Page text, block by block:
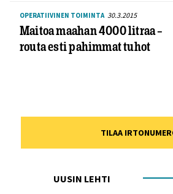
OPERATIIVINEN TOIMINTA 30.3.2015
Maitoa maahan 4000 litraa –
routa esti pahimmat tuhot
TILAA
UUSIN LEHTI